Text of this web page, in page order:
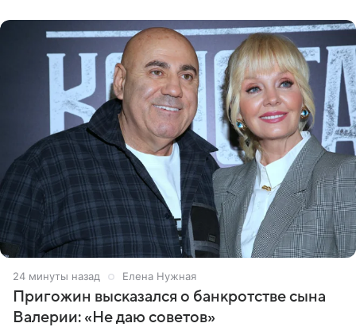
24 минуты назад Елена Нужная
Пригожин высказался о банкротстве сына
Валерии: «Не даю советов»